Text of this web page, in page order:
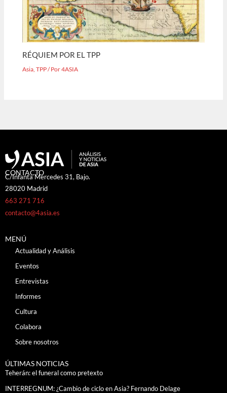
RÉQUIEM POR EL TPP
Asia,TPP/ Por4ASIA
CONTACTO
C/Infanta Mercedes 31, Bajo.
28020 Madrid
663 271 716
contacto@4asia.es
MENÚ
Actualidad y Análisis
Eventos
Entrevistas
Informes
Cultura
Colabora
Sobre nosotros
ÚLTIMAS NOTICIAS
Teherán: el funeral como pretexto
INTERREGNUM: ¿Cambio de ciclo en Asia? Fernando Delage